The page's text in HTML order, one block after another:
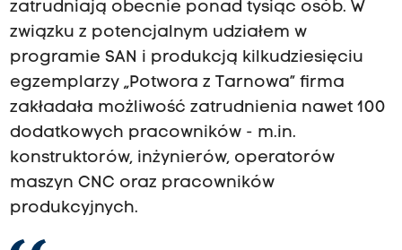
zatrudniają obecnie ponad tysiąc osób. W
związku z potencjalnym udziałem w
programie SAN i produkcją kilkudziesięciu
egzemplarzy „Potwora z Tarnowa” firma
zakładała możliwość zatrudnienia nawet 100
dodatkowych pracowników - m.in.
konstruktorów, inżynierów, operatorów
maszyn CNC oraz pracowników
produkcyjnych.